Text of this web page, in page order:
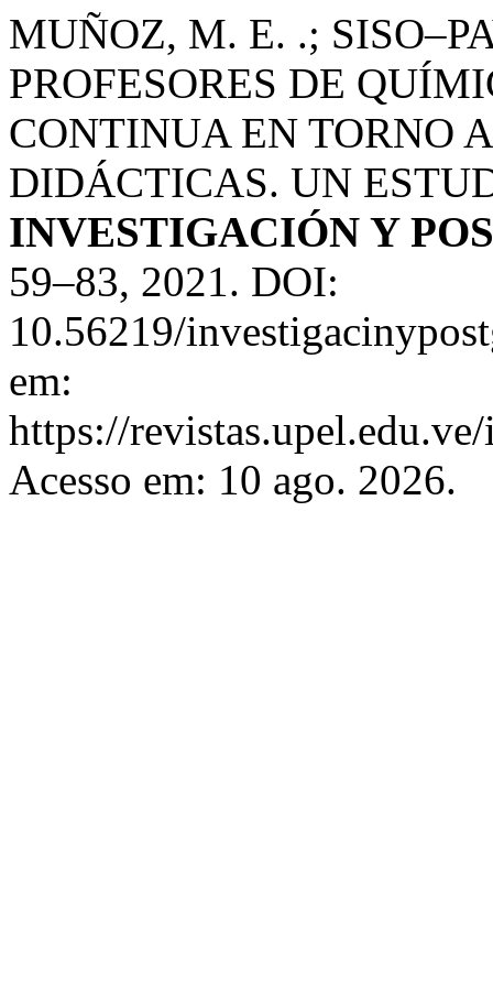
MUÑOZ, M. E. .;
PROFESORES DE
CONTINUA EN TORNO
DIDÁCTICAS. UN
INVESTIGACIÓN Y
59–83, 2021. DOI:
10.56219/
em:
https://
Acesso em: 10 ago. 2026.